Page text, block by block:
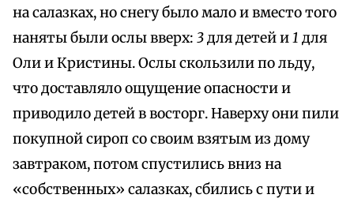
на салазках, но снегу было мало и вместо того
наняты были ослы вверх: 3для детей и1 для
Оли и Кристины. Ослы скользили по льду,
что доставляло ощущение опасности и
приводило детей в восторг. Наверху они пили
покупной сироп со своим взятым из дому
завтраком, потом спустились вниз на
«собственных» салазках, сбились с пути и